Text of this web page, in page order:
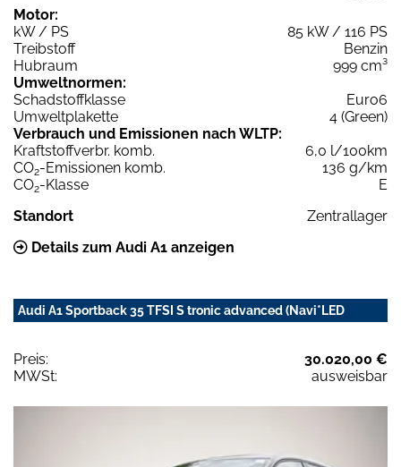
Motor:
kW / PS
85 kW / 116 PS
Treibstoff
Benzin
Hubraum
999 cm³
Umweltnormen:
Schadstoffklasse
Euro6
Umweltplakette
4 (Green)
Verbrauch und Emissionen nach WLTP:
Kraftstoffverbr. komb.
6,0 l/100km
CO2-Emissionen komb.
136 g/km
CO2-Klasse
E
Standort
Zentrallager
Details zum Audi A1 anzeigen
Audi A1 Sportback 35 TFSI S tronic advanced (Navi*LED
Preis:
30.020,00 €
MWSt:
ausweisbar